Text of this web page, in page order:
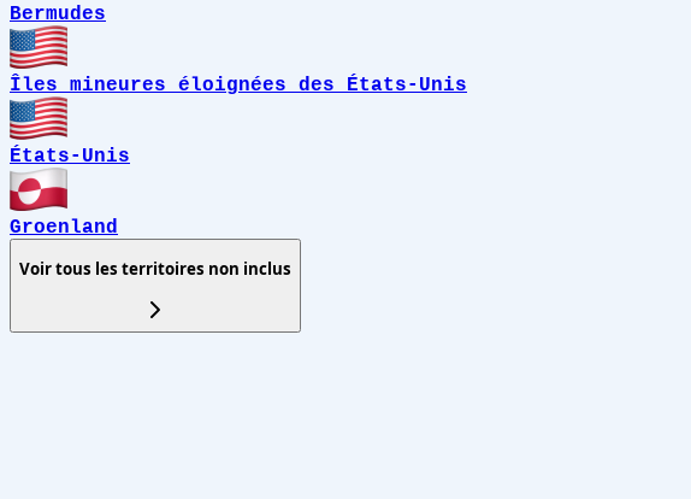
Bermudes
Îles mineures éloignées des États-Unis
États-Unis
Groenland
Voir tous les territoires non inclus